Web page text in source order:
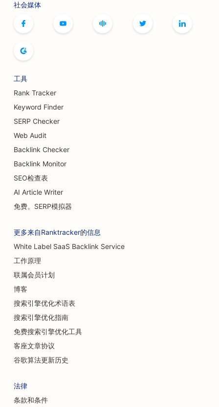
社会媒体
工具
Rank Tracker
Keyword Finder
SERP Checker
Web Audit
Backlink Checker
Backlink Monitor
SEO检查表
AI Article Writer
免费。SERP模拟器
更多来自Ranktracker的信息
White Label SaaS Backlink Service
工作原理
联属会员计划
博客
搜索引擎优化术语表
搜索引擎优化指南
免费搜索引擎优化工具
客座文章协议
谷歌算法更新历史
法律
条款和条件